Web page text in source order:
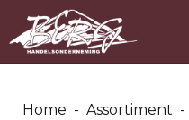
Home - Assortiment -